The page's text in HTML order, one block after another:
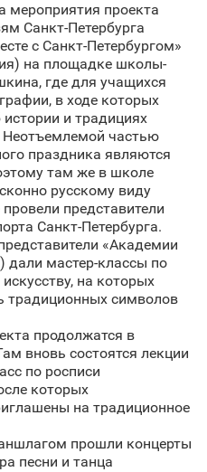
мероприятия проекта
Санкт‑Петербурга
с Санкт‑Петербургом»
на площадке школы-
где для учащихся
в ходе которых
и традициях
частью
праздника являются
там же в школе
русскому виду
представители
Санкт‑Петербурга.
«Академии
дали мастер-классы по
на которых
традиционных символов
продолжатся в
вновь состоятся лекции
по росписи
которых
на традиционное
прошли концерты
песни и танца